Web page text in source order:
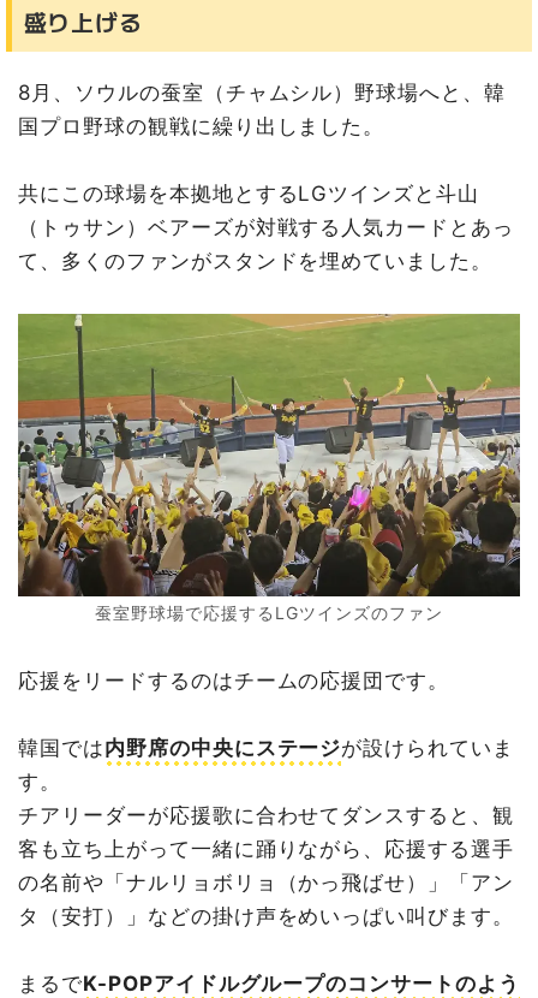
盛り上げる
8月、ソウルの蚕室（チャムシル）野球場へと、韓
国プロ野球の観戦に繰り出しました。
共にこの球場を本拠地とするLGツインズと斗山
（トゥサン）ベアーズが対戦する人気カードとあっ
て、多くのファンがスタンドを埋めていました。
蚕室野球場で応援するLGツインズのファン
応援をリードするのはチームの応援団です。
韓国では内野席の中央にステージが設けられていま
す。
チアリーダーが応援歌に合わせてダンスすると、観
客も立ち上がって一緒に踊りながら、応援する選手
の名前や「ナルリョボリョ（かっ飛ばせ）」「アン
タ（安打）」などの掛け声をめいっぱい叫びます。
まるでK-POPアイドルグループのコンサートのよう